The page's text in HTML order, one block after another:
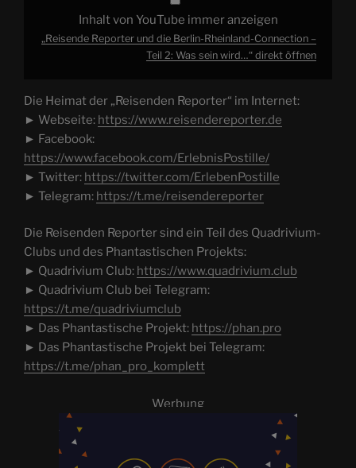
Inhalt von YouTube immer anzeigen
„Reisende Reporter und die Berlin-Rheinland-Connection –
Teil 2: Was sein wird…“ direkt öffnen
Die Heimat der „Reisenden Reporter“ im Internet:
► Webseite: https://www.reisendereporter.de
► Facebook:
https://www.facebook.com/ErlebnisPostille/
► Twitter: https://twitter.com/ErlebenPostille
► Telegram: https://t.me/reisendereporter
Die Reisenden Reporter sind ein Teil des Quadrivium-
Clubs und des Phantastischen Projekts:
► Quadrivium Club: https://www.quadrivium.club
► Quadrivium Club bei Telegram:
https://t.me/quadriviumclub
► Das Phantastische Projekt: https://phan.pro
► Das Phantastische Projekt bei Telegram:
https://t.me/phan_pro_komplett
Werbung